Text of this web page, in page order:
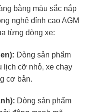
bằng màu sắc nắp
nghệ đỉnh cao AGM
từng dòng xe:
Dòng sản phẩm
lịch cỡ nhỏ, xe chạy
cơ bản.
Dòng sản phẩm